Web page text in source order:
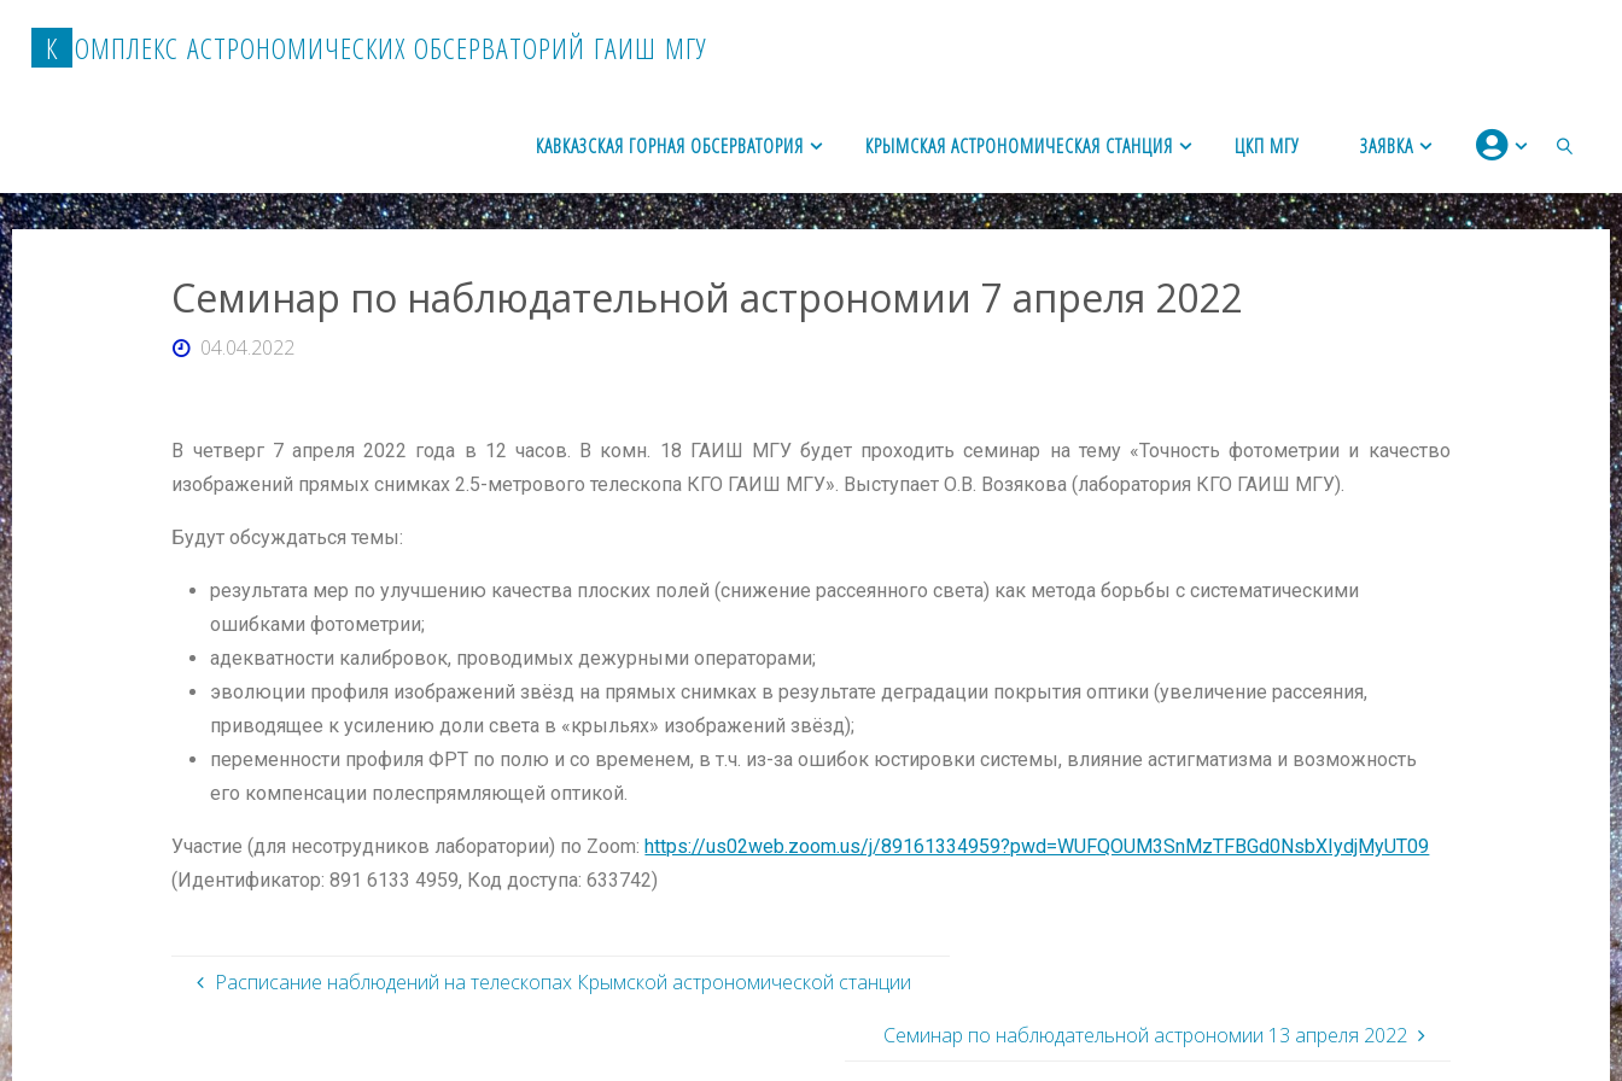
К ОМПЛЕКС АСТРОНОМИЧЕСКИХ ОБСЕРВАТОРИЙ ГАИШ МГУ
КАВКАЗСКАЯ ГОРНАЯ ОБСЕРВАТОРИЯ КРЫМСКАЯ АСТРОНОМИЧЕСКАЯ СТАНЦИЯ ЦКП МГУ ЗАЯВКА ЛК
Семинар по наблюдательной астрономии 7 апреля 2022
04.04.2022
В четверг 7 апреля 2022 года в 12 часов. В комн. 18 ГАИШ МГУ будет проходить семинар на тему «Точность фотометрии и качество
изображений прямых снимках 2.5-метрового телескопа КГО ГАИШ МГУ». Выступает О.В. Возякова (лаборатория КГО ГАИШ МГУ).
Будут обсуждаться темы:
результата мер по улучшению качества плоских полей (снижение рассеянного света) как метода борьбы с систематическими
ошибками фотометрии;
адекватности калибровок, проводимых дежурными операторами;
эволюции профиля изображений звёзд на прямых снимках в результате деградации покрытия оптики (увеличение рассеяния,
приводящее к усилению доли света в «крыльях» изображений звёзд);
переменности профиля ФРТ по полю и со временем, в т.ч. из-за ошибок юстировки системы, влияние астигматизма и возможность
его компенсации полеспрямляющей оптикой.
Участие (для несотрудников лаборатории) по Zoom: https://us02web.zoom.us/j/89161334959?pwd=WUFQOUM3SnMzTFBGd0NsbXIydjMyUT09
(Идентификатор: 891 6133 4959, Код доступа: 633742)
Расписание наблюдений на телескопах Крымской астрономической станции
Семинар по наблюдательной астрономии 13 апреля 2022